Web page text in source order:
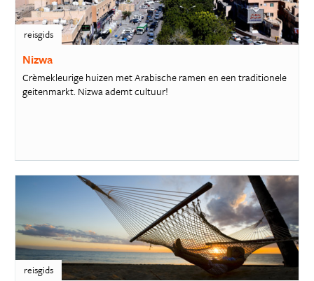
reisgids
Nizwa
Crèmekleurige huizen met Arabische ramen en een traditionele
geitenmarkt. Nizwa ademt cultuur!
reisgids